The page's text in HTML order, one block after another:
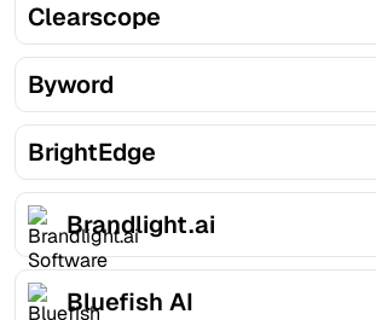
Clearscope
Byword
BrightEdge
Brandlight.ai
Bluefish AI